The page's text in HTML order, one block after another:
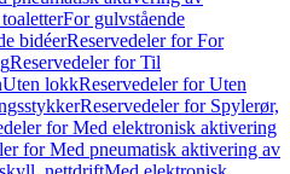
For gulvstående
bidéerReservedeler for For
Reservedeler for Til
Uten lokkReservedeler for Uten
Reservedeler for Spylerør,
for Med elektronisk aktivering
for Med pneumatisk aktivering av